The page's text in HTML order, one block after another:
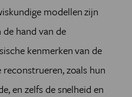
modellen zijn
hand van de
kenmerken van de
zoals hun
en zelfs de snelheid en